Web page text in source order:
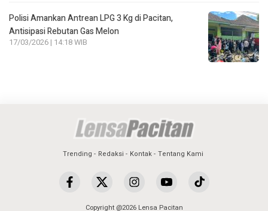
Polisi Amankan Antrean LPG 3 Kg di Pacitan,
Antisipasi Rebutan Gas Melon
17/03/2026 | 14:18 WIB
Trending Redaksi Kontak Tentang Kami
Copyright @2026 Lensa Pacitan